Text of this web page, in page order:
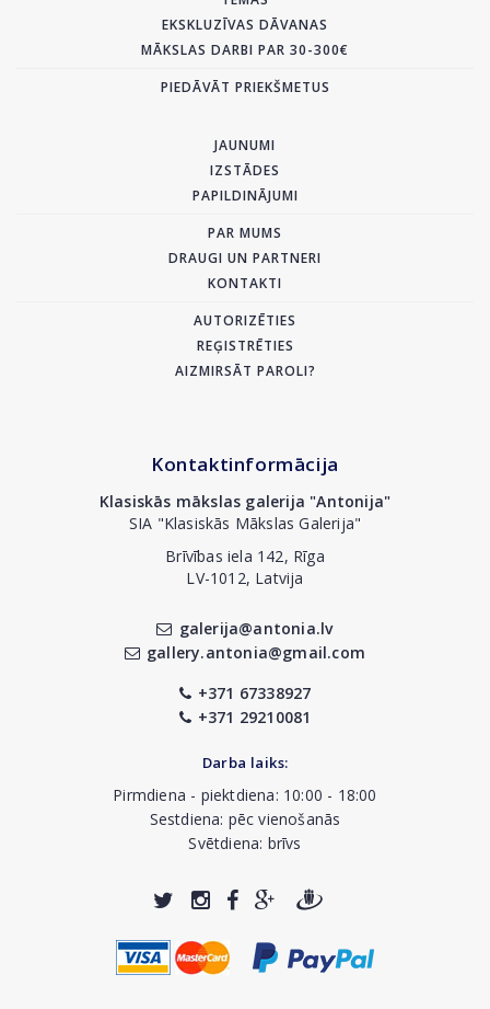
EKSKLUZĪVAS DĀVANAS
MĀKSLAS DARBI PAR 30-300€
PIEDĀVĀT PRIEKŠMETUS
JAUNUMI
IZSTĀDES
PAPILDINĀJUMI
PAR MUMS
DRAUGI UN PARTNERI
KONTAKTI
AUTORIZĒTIES
REĢISTRĒTIES
AIZMIRSĀT PAROLI?
Kontaktinformācija
Klasiskās mākslas galerija "Antonija"
SIA "Klasiskās Mākslas Galerija"
Brīvības iela 142, Rīga
LV-1012, Latvija
galerija@antonia.lv
gallery.antonia@gmail.com
+371 67338927
+371 29210081
Darba laiks:
Pirmdiena - piektdiena: 10:00 - 18:00
Sestdiena: pēc vienošanās
Svētdiena: brīvs